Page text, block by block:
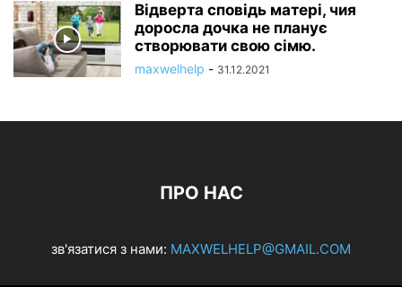
Відверта сповідь матері, чия
доросла дочка не планує
створювати свою сімю.
maxwelhelp - 31.12.2021
ПРО НАС
зв'язатися з нами: MAXWELHELP@GMAIL.COM